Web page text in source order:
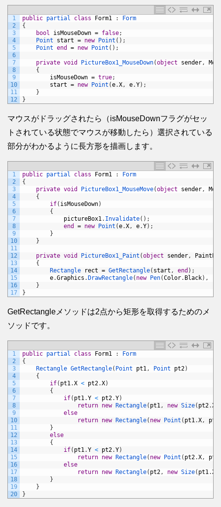
1
2
3
4
5
6
7
8
9
10
11
12
public partial class Form1 :
Form
{
bool
isMouseDown = false;
Point start = new Point ( ) ;
Point end = new Point ( ) ;
private void PictureBox1_MouseDown(object sender,
{
isMouseDown = true;
start = new Point (e.X, e.Y) ;
}
}
マウスがドラッグされたら（isMouseDownフラグがセッ
トされている状態でマウスが移動したら）選択されている
部分がわかるように長方形を描画します。
1
2
3
4
5
6
7
8
9
10
11
12
13
14
15
16
17
public partial class Form1 :
Form
{
private void PictureBox1_MouseMove(object sender,
{
if( isMouseDown)
{
pictureBox1. Invalidate( ) ;
end
= new Point (e.X, e.Y) ;
}
}
private void PictureBox1_Paint (object sender,
{
Rectangle
rect = GetRectangle( start , end ) ;
e.Graphics . DrawRectangle( new Pen(Color. Black) ,
}
}
GetRectangleメソッドは2点から矩形を取得するためのメ
ソッドです。
1
2
3
4
5
6
7
8
9
10
11
12
13
14
15
16
17
18
19
20
public partial class Form1 :
Form
{
Rectangle GetRectangle( Point pt1, Point pt2)
{
if( pt1.X < pt2.X)
{
if( pt1.Y < pt2.Y)
return new Rectangle( pt1, new Size( pt2.X
else
return new Rectangle( new Point ( pt1.X, pt2
}
else
{
if( pt1.Y < pt2.Y)
return new Rectangle( new Point ( pt2.X, pt1
else
return new Rectangle( pt2, new Size( pt1.X
}
}
}